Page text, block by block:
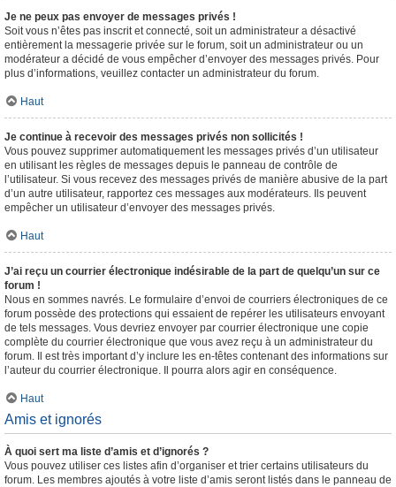
Je ne peux pas envoyer de messages privés !
Soit vous n’êtes pas inscrit et connecté, soit un administrateur a désactivé
entièrement la messagerie privée sur le forum, soit un administrateur ou un
modérateur a décidé de vous empêcher d’envoyer des messages privés. Pour
plus d’informations, veuillez contacter un administrateur du forum.
Haut
Je continue à recevoir des messages privés non sollicités !
Vous pouvez supprimer automatiquement les messages privés d’un utilisateur
en utilisant les règles de messages depuis le panneau de contrôle de
l’utilisateur. Si vous recevez des messages privés de manière abusive de la part
d’un autre utilisateur, rapportez ces messages aux modérateurs. Ils peuvent
empêcher un utilisateur d’envoyer des messages privés.
Haut
J’ai reçu un courrier électronique indésirable de la part de quelqu’un sur ce
forum !
Nous en sommes navrés. Le formulaire d’envoi de courriers électroniques de ce
forum possède des protections qui essaient de repérer les utilisateurs envoyant
de tels messages. Vous devriez envoyer par courrier électronique une copie
complète du courrier électronique que vous avez reçu à un administrateur du
forum. Il est très important d’y inclure les en-têtes contenant des informations sur
l’auteur du courrier électronique. Il pourra alors agir en conséquence.
Haut
Amis et ignorés
À quoi sert ma liste d’amis et d’ignorés ?
Vous pouvez utiliser ces listes afin d’organiser et trier certains utilisateurs du
forum. Les membres ajoutés à votre liste d’amis seront listés dans le panneau de